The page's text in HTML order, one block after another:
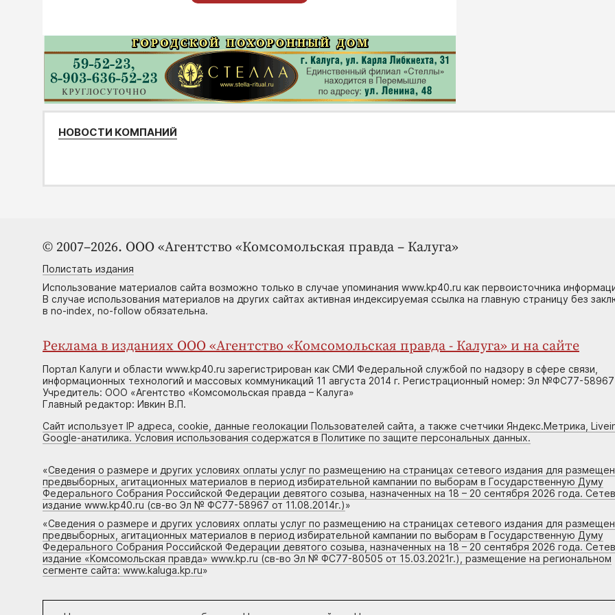
НОВОСТИ КОМПАНИЙ
© 2007–2026. ООО «Агентство «Комсомольская правда – Калуга»
Полистать издания
Использование материалов сайта возможно только в случае упоминания www.kp40.ru как первоисточника
В случае использования материалов на других сайтах активная индексируемая ссылка на главную страницу без
в no-index, no-follow обязательна.
Реклама в изданиях ООО «Агентство «Комсомольская правда - Калуга» и на сайте
Портал Калуги и области www.kp40.ru зарегистрирован как СМИ Федеральной службой по надзору в сфере связи,
информационных технологий и массовых коммуникаций 11 августа 2014 г. Регистрационный номер: Эл №ФС77-58967
Учредитель: ООО «Агентство «Комсомольская правда – Калуга»
Главный редактор: Ивкин В.П.
Сайт использует IP адреса, cookie, данные геолокации Пользователей сайта, а также счетчики Яндекс.Метрика,
Google-анатилика. Условия использования содержатся в Политике по защите персональных данных.
«Сведения о размере и других условиях оплаты услуг по размещению на страницах сетевого издания для
предвыборных, агитационных материалов в период избирательной кампании по выборам в Государственную Думу
Федерального Собрания Российской Федерации девятого созыва, назначенных на 18 – 20 сентября 2026 года.
издание www.kp40.ru (св-во Эл № ФС77-58967 от 11.08.2014г.)»
«Сведения о размере и других условиях оплаты услуг по размещению на страницах сетевого издания для
предвыборных, агитационных материалов в период избирательной кампании по выборам в Государственную Думу
Федерального Собрания Российской Федерации девятого созыва, назначенных на 18 – 20 сентября 2026 года.
издание «Комсомольская правда» www.kp.ru (св-во Эл № ФС77-80505 от 15.03.2021г.), размещение на региональном
сегменте сайта: www.kaluga.kp.ru»